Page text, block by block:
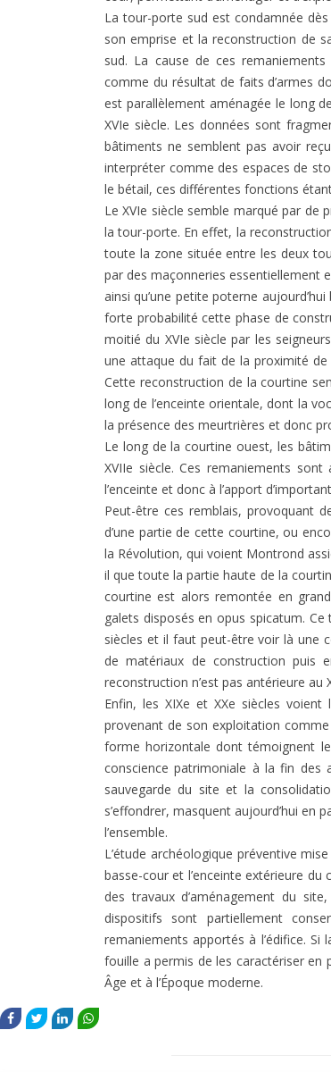
La tour-porte sud est condamnée
son emprise et la reconstruction de
sud. La cause de ces
comme du résultat de faits d’armes
est parallèlement aménagée le long
XVIe siècle. Les données sont
bâtiments ne semblent pas avoir
interpréter comme des espaces de
le bétail, ces différentes fonctions
Le XVIe siècle semble marqué par de
la tour-porte. En effet, la
toute la zone située entre les deux
par des maçonneries essentiellement
ainsi qu’une petite poterne
forte probabilité cette phase de
moitié du XVIe siècle par les
une attaque du fait de la proximité
Cette reconstruction de la courtine
long de l’enceinte orientale, dont la
la présence des meurtrières et donc
Le long de la courtine ouest, les
XVIIe siècle. Ces remaniements
l’enceinte et donc à l’apport
Peut-être ces remblais, provoquant
d’une partie de cette courtine, ou
la Révolution, qui voient Montrond
il que toute la partie haute de la
courtine est alors remontée en
galets disposés en opus spicatum.
siècles et il faut peut-être voir là une
de matériaux de construction puis
reconstruction n’est pas antérieure au
Enfin, les XIXe et XXe siècles
provenant de son exploitation
forme horizontale dont témoignent
conscience patrimoniale à la fin des
sauvegarde du site et la
s’effondrer, masquent aujourd’hui en
l’ensemble.
L’étude archéologique préventive
basse-cour et l’enceinte extérieure
des travaux d’aménagement du
dispositifs sont partiellement
remaniements apportés à l’édifice.
fouille a permis de les caractériser en
Âge et à l’Époque moderne.
FACEBOOK
TWITTERLINKEDIN